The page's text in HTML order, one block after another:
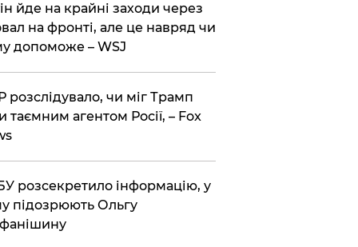
йде на крайні заходи через
на фронті, але це навряд чи
допоможе – WSJ
розслідувало, чи міг Трамп
таємним агентом Росії, – Fox
розсекретило інформацію, у
підозрюють Ольгу